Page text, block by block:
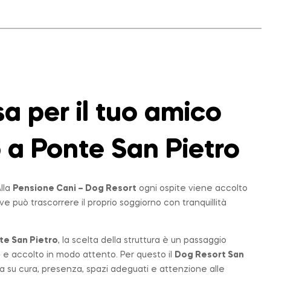
per il tuo amico
Ponte San Pietro
Pensione Cani – Dog Resort ogni ospite viene accolto
può trascorrere il proprio soggiorno con tranquillità
San Pietro, la scelta della struttura è un passaggio
accolto in modo attento. Per questo il
Dog Resort San
su cura, presenza, spazi adeguati e attenzione alle